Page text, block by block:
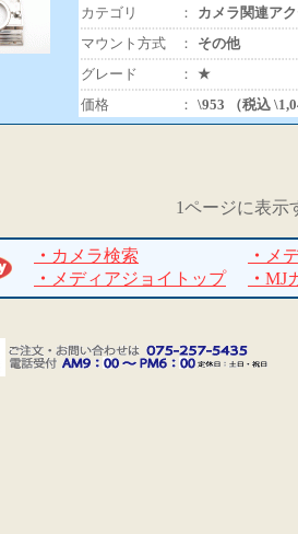
カテゴリ
：
カメラ関連ア
マウント方式
：
その他
グレード
： ★
価格
： \953 （税込
1ページに表示
・ カメラ検索 ・ メ
・ メディアジョイトップ ・ MJ